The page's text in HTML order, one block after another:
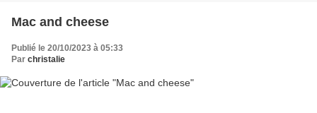
Mac and cheese
Publié le 20/10/2023 à 05:33
Par christalie